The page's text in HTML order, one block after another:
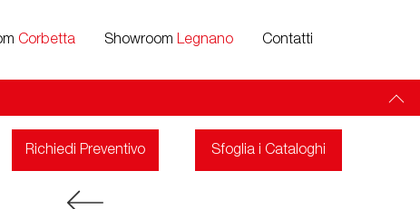
Corbetta Showroom Legnano Contatti
Richiedi Preventivo Sfoglia i Cataloghi